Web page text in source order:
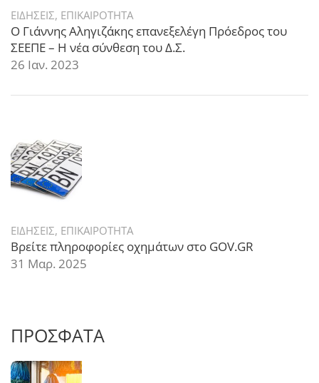
ΕΙΔΗΣΕΙΣ, ΕΠΙΚΑΙΡΟΤΗΤΑ
Ο Γιάννης Αληγιζάκης επανεξελέγη Πρόεδρος του
ΣΕΕΠΕ – Η νέα σύνθεση του Δ.Σ.
26 Ιαν. 2023
ΕΙΔΗΣΕΙΣ, ΕΠΙΚΑΙΡΟΤΗΤΑ
Βρείτε πληροφορίες οχημάτων στο GOV.GR
31 Μαρ. 2025
ΠΡΟΣΦΑΤΑ